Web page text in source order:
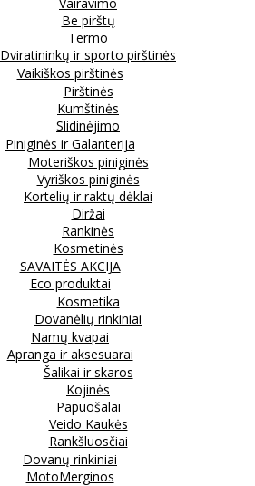
Be pirštų
Termo
Dviratininkų ir sporto pirštinės
Vaikiškos pirštinės
Pirštinės
Kumštinės
Slidinėjimo
Piniginės ir Galanterija
Moteriškos piniginės
Vyriškos piniginės
Kortelių ir raktų dėklai
Diržai
Rankinės
Kosmetinės
SAVAITĖS AKCIJA
Eco produktai
Kosmetika
Dovanėlių rinkiniai
Namų kvapai
Apranga ir aksesuarai
Šalikai ir skaros
Kojinės
Papuošalai
Veido Kaukės
Rankšluosčiai
Dovanų rinkiniai
MotoMerginos